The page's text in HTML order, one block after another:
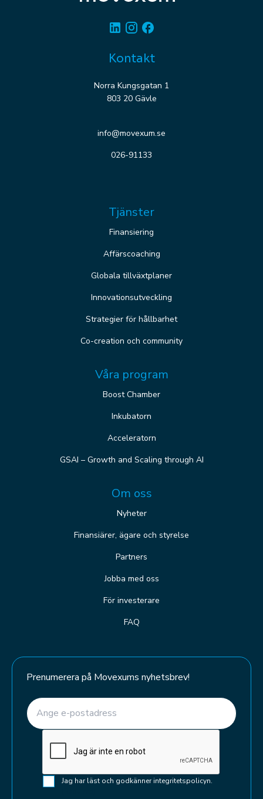
LinkedinInstagram
Kontakt
Norra Kungsgatan 1
803 20 Gävle
info@movexum.se
026-91133
Tjänster
Finansiering
Affärscoaching
Globala tillväxtplaner
Innovationsutveckling
Strategier för hållbarhet
Co-creation och community
Våra program
Boost Chamber
Inkubatorn
Acceleratorn
GSAI – Growth and Scaling through AI
Om oss
Nyheter
Finansiärer, ägare och styrelse
Partners
Jobba med oss
För investerare
FAQ
Prenumerera på Movexums nyhetsbrev!
E-post
Samtycke(Required)
Jag har läst och godkänner integritetspolicyn.